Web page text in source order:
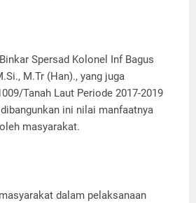
Spersad Kolonel Inf Bagus
M.Tr (Han)., yang juga
Tanah Laut Periode 2017-2019
ini nilai manfaatnya
masyarakat.
dalam pelaksanaan